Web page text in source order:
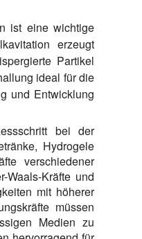
ist eine wichtige
erzeugt
Partikel
ideal für die
und Entwicklung
bei der
Hydrogele
verschiedener
Waals-Kräfte und
mit höherer
müssen
Medien zu